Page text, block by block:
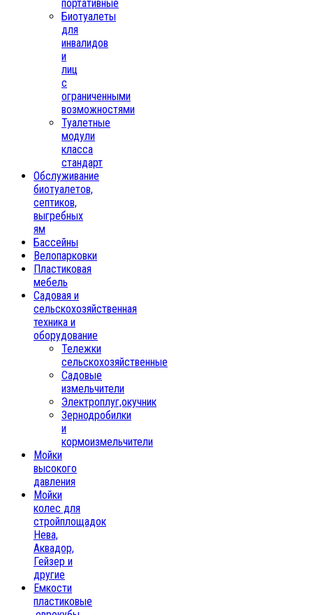
портативные
Биотуалеты
для
инвалидов
и
лиц
с
ограниченными
возможностями
Туалетные
модули
класса
стандарт
Обслуживание
биотуалетов,
септиков,
выгребных
ям
Бассейны
Велопарковки
Пластиковая
мебель
Садовая и
сельскохозяйственная
техника и
оборудование
Тележки
сельскохозяйственные
Садовые
измельчители
Электроплуг,окучник
Зернодробилки
и
кормоизмельчители
Мойки
высокого
давления
Мойки
колес для
стройплощадок
Нева,
Аквадор,
Гейзер и
другие
Емкости
пластиковые